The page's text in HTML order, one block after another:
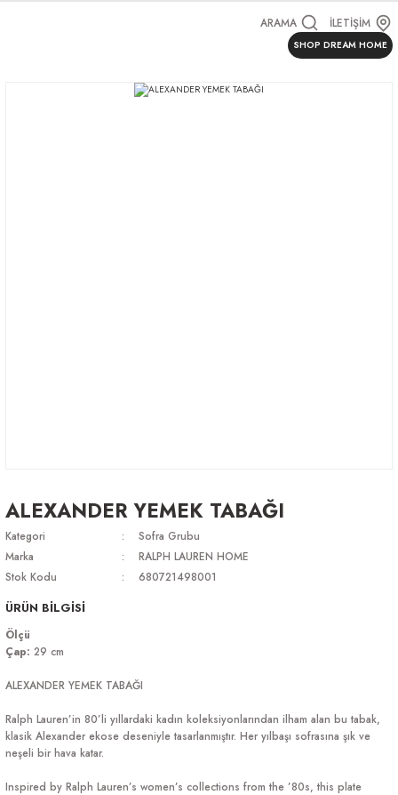
ARAMA İLETİŞİM
SHOP DREAM HOME
ALEXANDER YEMEK TABAĞI
Kategori
Sofra Grubu
Marka
RALPH LAUREN HOME
Stok Kodu
680721498001
ÜRÜN BİLGİSİ
Ölçü
Çap: 29 cm
ALEXANDER YEMEK TABAĞI
Ralph Lauren’in 80’li yıllardaki kadın koleksiyonlarından ilham alan bu tabak,
klasik Alexander ekose deseniyle tasarlanmıştır. Her yılbaşı sofrasına şık ve
neşeli bir hava katar.
Inspired by Ralph Lauren’s women’s collections from the ’80s, this plate